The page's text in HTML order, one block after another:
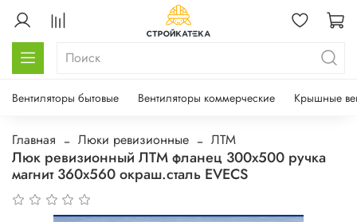
Вентиляторы бытовые Вентиляторы коммерческие Крышные
Главная Люки ревизионные ЛТМ
Люк ревизионный ЛТМ фланец 300х500 ручка
магнит 360х560 окраш.сталь EVECS